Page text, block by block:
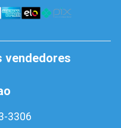
vendedores
3306